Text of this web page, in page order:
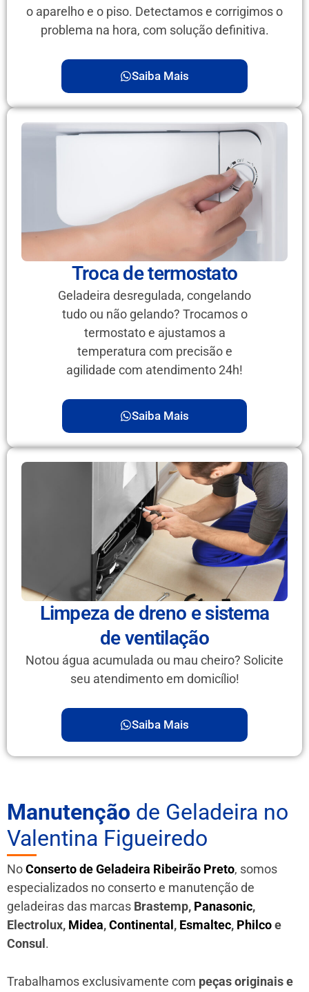
o aparelho e o piso. Detectamos e corrigimos o
problema na hora, com solução definitiva.
Saiba Mais
Troca de termostato
Geladeira desregulada, congelando
tudo ou não gelando? Trocamos o
termostato e ajustamos a
temperatura com precisão e
agilidade com atendimento 24h!
Saiba Mais
Limpeza de dreno e sistema
de ventilação
Notou água acumulada ou mau cheiro? Solicite
seu atendimento em domicílio!
Saiba Mais
Manutenção de Geladeira no
Valentina Figueiredo
NoConserto de Geladeira Ribeirão Preto, somos
especializados no conserto e manutenção de
geladeiras das marcas Brastemp, Panasonic,
Electrolux, Midea,Continental, Esmaltec, Philcoe
Consul.
Trabalhamos exclusivamente com peças originais e